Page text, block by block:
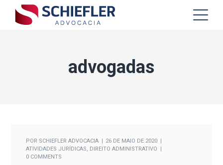
advogadas
POR SCHIEFLER ADVOCACIA
26 DE MAIO DE 2020
ATIVIDADES JURÍDICAS, DIREITO ADMINISTRATIVO
0 COMMENTS